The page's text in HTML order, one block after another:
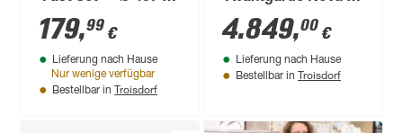
84 cm mit
Filterpumpe
179,99 €
Lieferung nach Hause
Nur wenige verfügbar
Bestellbar in Troisdorf
quadratisch grau
315 × 315 × 96 cm,
Smart Plug Modul
4.849,00 €
Lieferung nach Hause
Bestellbar in Troisdorf